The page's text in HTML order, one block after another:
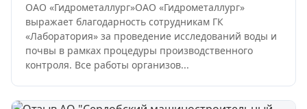
ОАО «Гидрометаллург»ОАО «Гидрометаллург»
выражает благодарность сотрудникам ГК
«Лаборатория» за проведение исследований воды и
почвы в рамках процедуры производственного
контроля. Все работы организов...